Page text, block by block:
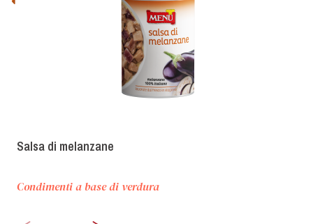
Salsa di melanzane
Condimenti a base di verdura